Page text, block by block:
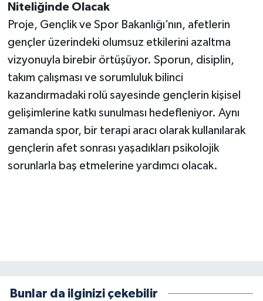
Niteliğinde Olacak
Proje, Gençlik ve Spor Bakanlığı’nın, afetlerin
gençler üzerindeki olumsuz etkilerini azaltma
vizyonuyla birebir örtüşüyor. Sporun, disiplin,
takım çalışması ve sorumluluk bilinci
kazandırmadaki rolü sayesinde gençlerin kişisel
gelişimlerine katkı sunulması hedefleniyor. Aynı
zamanda spor, bir terapi aracı olarak kullanılarak
gençlerin afet sonrası yaşadıkları psikolojik
sorunlarla baş etmelerine yardımcı olacak.
Bunlar da ilginizi çekebilir